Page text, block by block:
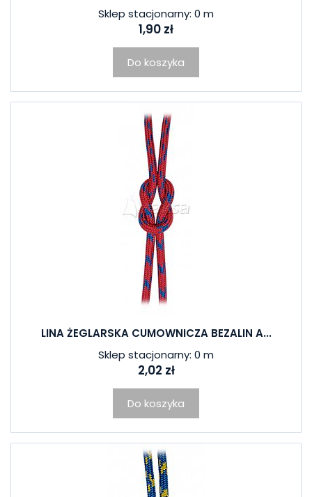
Sklep stacjonarny: 0 m
1,90 zł
Do koszyka
LINA ŻEGLARSKA CUMOWNICZA BEZALIN A...
Sklep stacjonarny: 0 m
2,02 zł
Do koszyka